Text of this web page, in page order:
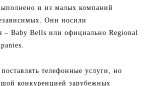
и из малых компаний
Они носили
– Baby Bells или официально Regional
телефонные услуги, но
конкуренцией зарубежных